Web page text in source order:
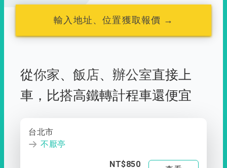
輸入地址、位置獲取報價 →
從你家、 飯店、 辦公室直接上
車， 比搭高鐵轉計程車還便宜
台北市
不厭亭
NT$850